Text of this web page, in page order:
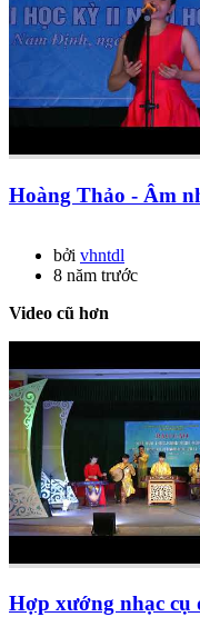
Hoàng Thảo - Âm
bởi vhntdl
8 năm trước
Video cũ hơn
Hợp xướng nhạc